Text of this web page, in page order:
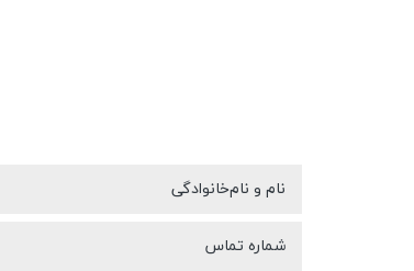
نام و نام‌خانوادگی
شماره تماس